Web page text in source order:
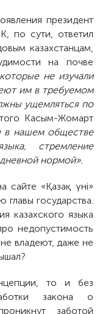
президент
по сути, ответил
казахстанцам,
на почве
не изучали
им в требуемом
ущемляться по
Касым-Жомарт
в нашем обществе
стремление
нормой».
«Қазақ үні»
государства.
казахского языка
недопустимость
владеют, даже не
то и без
закона о
заботой